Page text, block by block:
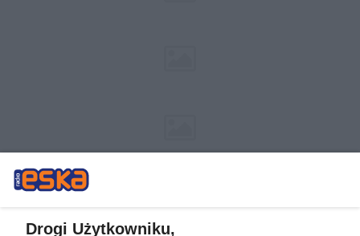
Drogi Użytkowniku,